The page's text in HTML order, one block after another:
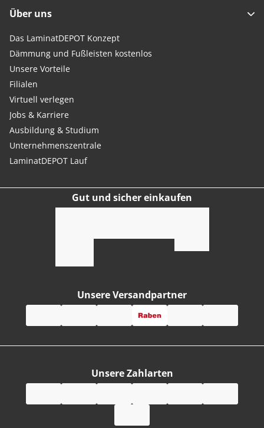
Über uns
Das LaminatDEPOT Konzept
Dämmung und Fußleisten kostenlos
Unsere Vorteile
Filialen
Virtuell verlegen
Jobs & Karriere
Ausbildung & Studium
Unternehmenszentrale
LaminatDEPOT Lauf
Gut und sicher einkaufen
Unsere Zahlarten
Unsere Versandpartner